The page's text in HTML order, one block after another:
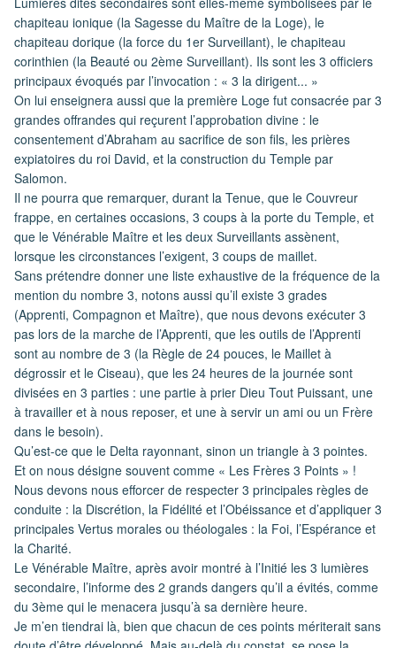
chapiteau ionique (la Sagesse du Maître de la Loge), le
chapiteau dorique (la force du 1er Surveillant), le chapiteau
corinthien (la Beauté ou 2ème Surveillant). Ils sont les 3 officiers
principaux évoqués par l’invocation : « 3 la dirigent... »
On lui enseignera aussi que la première Loge fut consacrée par 3
grandes offrandes qui reçurent l’approbation divine : le
consentement d’Abraham au sacrifice de son fils, les prières
expiatoires du roi David, et la construction du Temple par
Salomon.
Il ne pourra que remarquer, durant la Tenue, que le Couvreur
frappe, en certaines occasions, 3 coups à la porte du Temple, et
que le Vénérable Maître et les deux Surveillants assènent,
lorsque les circonstances l’exigent, 3 coups de maillet.
Sans prétendre donner une liste exhaustive de la fréquence de la
mention du nombre 3, notons aussi qu’il existe 3 grades
(Apprenti, Compagnon et Maître), que nous devons exécuter 3
pas lors de la marche de l’Apprenti, que les outils de l’Apprenti
sont au nombre de 3 (la Règle de 24 pouces, le Maillet à
dégrossir et le Ciseau), que les 24 heures de la journée sont
divisées en 3 parties : une partie à prier Dieu Tout Puissant, une
à travailler et à nous reposer, et une à servir un ami ou un Frère
dans le besoin).
Qu’est-ce que le Delta rayonnant, sinon un triangle à 3 pointes.
Et on nous désigne souvent comme « Les Frères 3 Points » !
Nous devons nous efforcer de respecter 3 principales règles de
conduite : la Discrétion, la Fidélité et l’Obéissance et d’appliquer 3
principales Vertus morales ou théologales : la Foi, l’Espérance et
la Charité.
Le Vénérable Maître, après avoir montré à l’Initié les 3 lumières
secondaire, l’informe des 2 grands dangers qu’il a évités, comme
du 3ème qui le menacera jusqu’à sa dernière heure.
Je m’en tiendrai là, bien que chacun de ces points mériterait sans